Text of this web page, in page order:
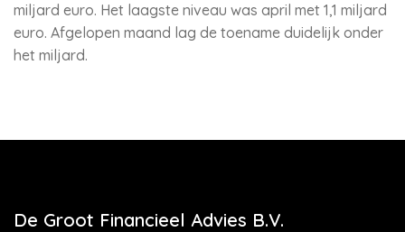
miljard euro. Het laagste niveau was april met 1,1 miljard
euro. Afgelopen maand lag de toename duidelijk onder
het miljard.
De Groot Financieel Advies B.V.